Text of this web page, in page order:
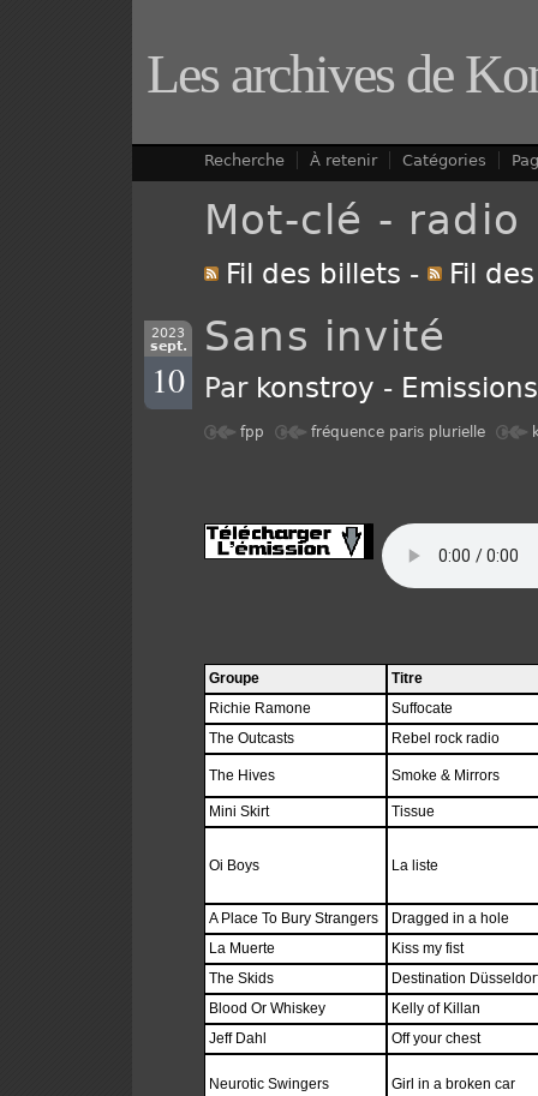
Les archives de
Recherche À retenir Catégories
Mot-clé - radio
Fil des billets - Fil
2023
sept.
10
Sans invité
Par konstroy -
fpp fréquence paris plurielle
Groupe
Titre
Richie Ramone
Suffocate
The Outcasts
Rebel rock radio
The Hives Smoke & Mirrors
Mini Skirt Tissue
Oi Boys La liste
A Place To Bury Strangers
Dragged in a hole
La Muerte
Kiss my fist
The Skids
Destination
Blood Or Whiskey
Kelly of Killan
Jeff Dahl
Off your chest
Neurotic Swingers Girl in a broken car